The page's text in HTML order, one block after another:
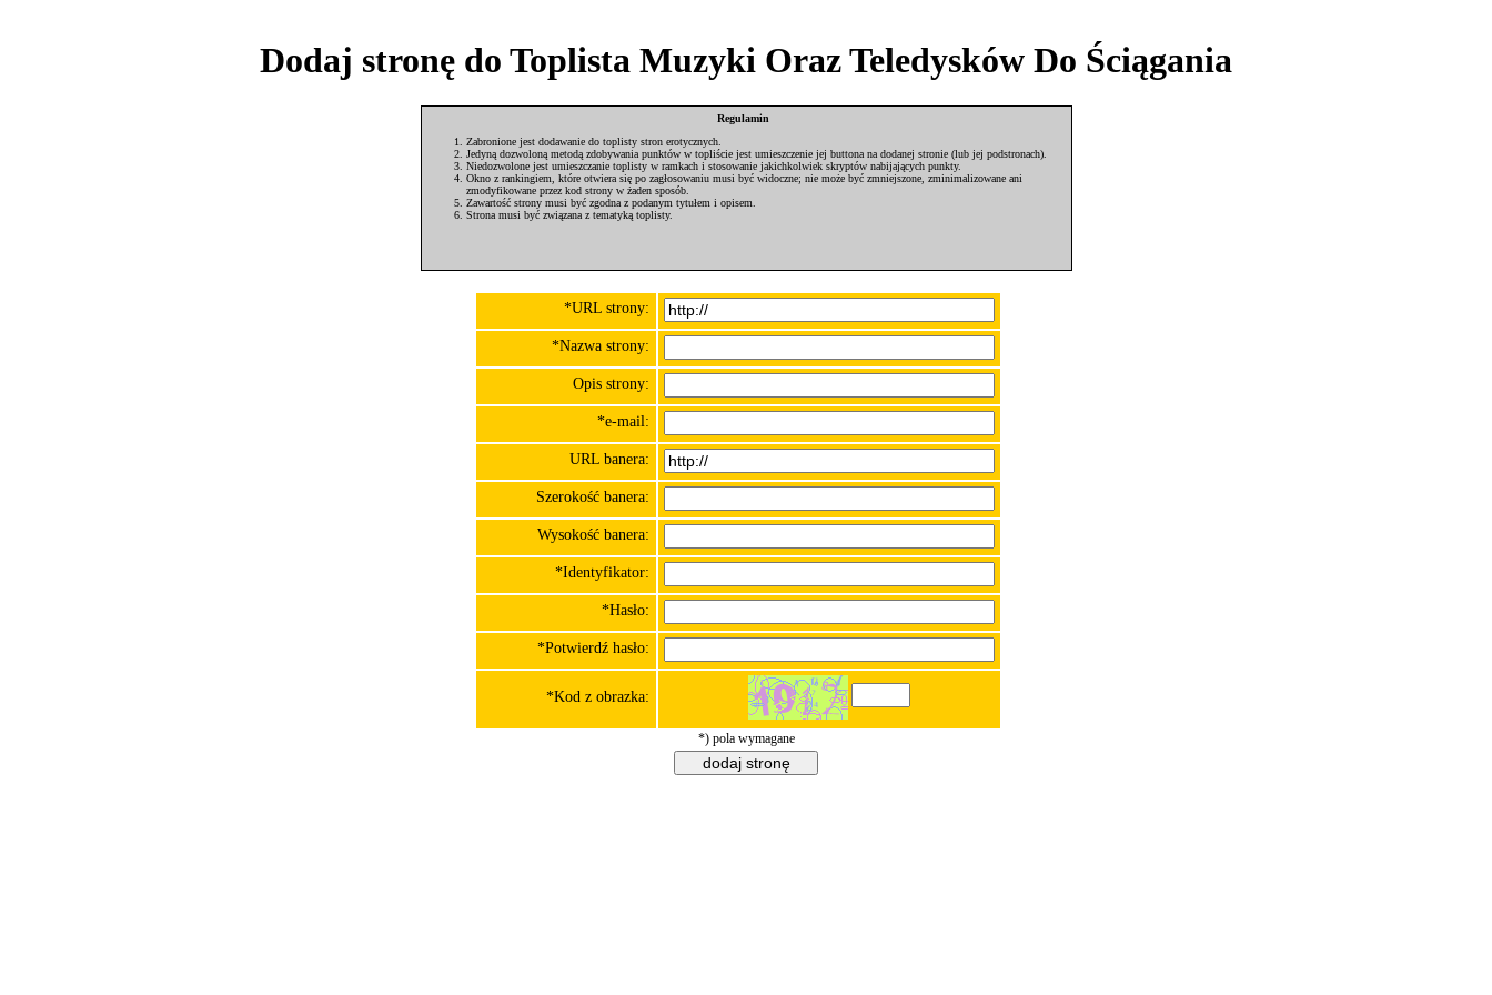
Dodaj stronę do Toplista Muzyki Oraz Teledysków Do Ściągania
Regulamin
Zabronione jest dodawanie do toplisty stron erotycznych.
Jedyną dozwoloną metodą zdobywania punktów w topliście jest umieszczenie jej buttona na dodanej stronie (lub jej podstronach).
Niedozwolone jest umieszczanie toplisty w ramkach i stosowanie jakichkolwiek skryptów nabijających punkty.
Okno z rankingiem, które otwiera się po zagłosowaniu musi być widoczne; nie może być zmniejszone, zminimalizowane ani
zmodyfikowane przez kod strony w żaden sposób.
Zawartość strony musi być zgodna z podanym tytułem i opisem.
Strona musi być związana z tematyką toplisty.
*URL strony:
*Nazwa strony:
Opis strony:
*e-mail:
URL banera:
Szerokość banera:
Wysokość banera:
*Identyfikator:
*Hasło:
*Potwierdź hasło:
*Kod z obrazka:
*) pola wymagane